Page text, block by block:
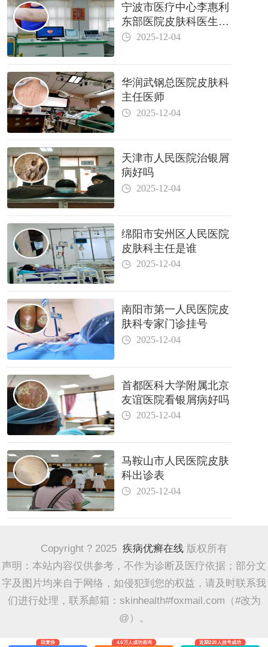
宁波市医疗中心李惠利
东部医院皮肤科医生哪
个好2025-12-04
华润武钢总医院皮肤科
主任医师
2025-12-04
天津市人民医院治银屑
病好吗
2025-12-04
绵阳市安州区人民医院
皮肤科主任是谁
2025-12-04
南阳市第一人民医院皮
肤科专家门诊挂号
2025-12-04
首都医科大学附属北京
友谊医院看银屑病好吗
2025-12-04
马鞍山市人民医院皮肤
科出诊表
2025-12-04
Copyright ? 2025 疾病优癣在线 版权所有
声明：本站内容仅供参考，不作为诊断及医疗依据；部分文
字及图片均来自于网络，如侵犯到您的权益，请及时联系我
们进行处理，联系邮箱：skinhealth#foxmail.com（#改为
@）。
回复快 4.6万人成功咨询 近期228人挂号成功